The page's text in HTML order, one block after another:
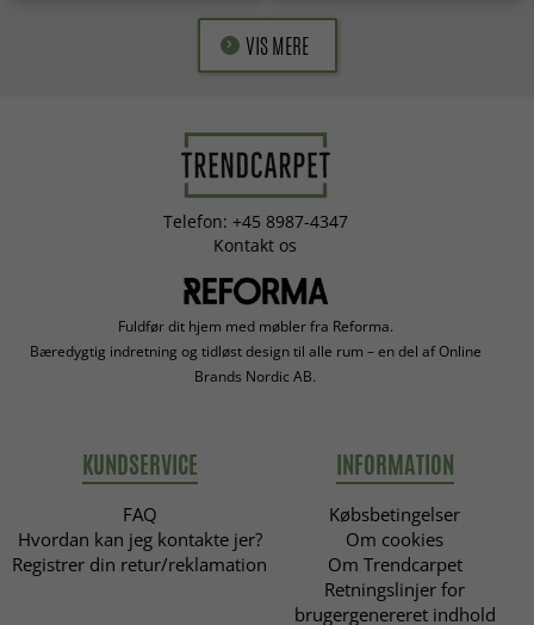
VIS MERE
Telefon: +45 8987-4347
Kontakt os
Fuldfør dit hjem med møbler fra Reforma.
Bæredygtig indretning og tidløst design til alle rum – en del af Online
Brands Nordic AB.
KUNDSERVICE
FAQ
Hvordan kan jeg kontakte jer?
Registrer din retur/reklamation
INFORMATION
Købsbetingelser
Om cookies
Om Trendcarpet
Retningslinjer for
brugergenereret indhold